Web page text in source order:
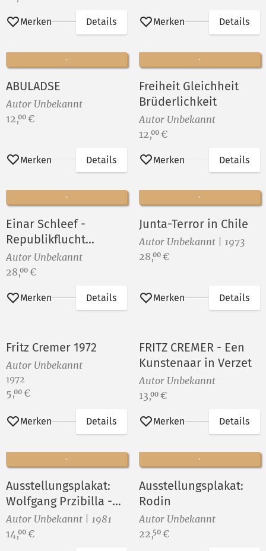
Merken Details Merken Details
ABULADSE
Autor Unbekannt
Preis:
12,00 €
Merken Details
Freiheit Gleichheit
Brüderlichkeit
Autor Unbekannt
Preis:
12,00 €
Merken Details
Einar Schleef -
Republikflucht
Waffenstillstand
Heimkehr
Autor Unbekannt
Preis:
28,00 €
Merken Details
Junta-Terror in Chile
Autor Unbekannt | 1973
Preis:
28,00 €
Merken Details
Fritz Cremer 1972
Autor Unbekannt
1972
Preis:
5,00 €
Merken Details
FRITZ CREMER - Een
Kunstenaar in Verzet
Autor Unbekannt
Preis:
13,00 €
Merken Details
Ausstellungsplakat:
Wolfgang Przibilla -
Grafik
Autor Unbekannt | 1981
Preis:
14,00 €
Ausstellungsplakat:
Rodin
Autor Unbekannt
Preis:
22,50 €